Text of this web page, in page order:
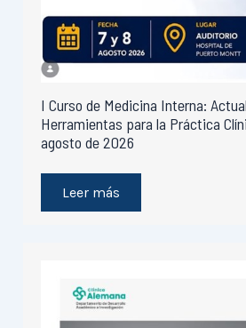
I Curso de Medicina Interna:
Herramientas para la Práctica
agosto de 2026
Leer más